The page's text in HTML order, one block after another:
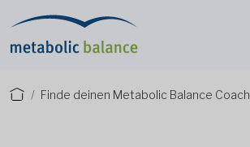
Finde deinen Metabolic Balance Coach